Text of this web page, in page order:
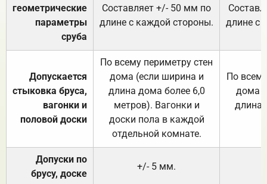
геометрические
параметры
сруба
Составляет +/- 50 мм по
длине с каждой стороны.
длине с
Допускается
стыковка бруса,
вагонки и
половой доски
По всему периметру стен
дома (если ширина и
длина дома более 6,0
метров). Вагонки и
доски пола в каждой
отдельной комнате.
По
дома
длина
Допуски по
брусу, доске
+/- 5 мм.